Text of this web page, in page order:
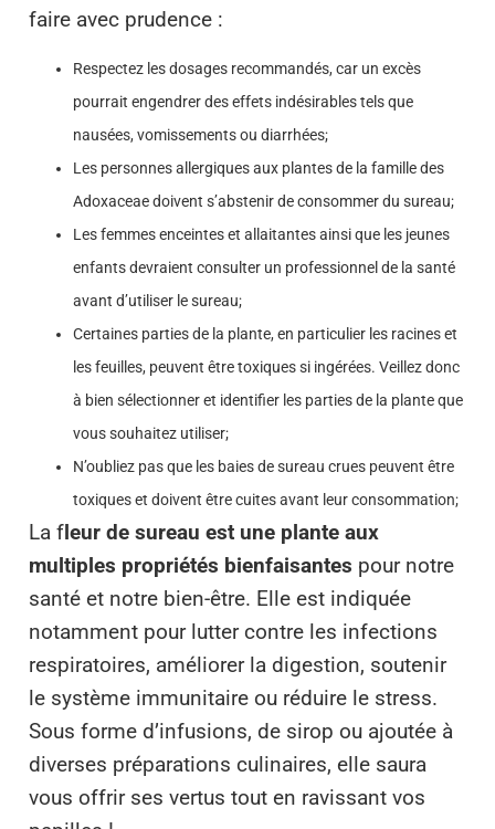
faire avec prudence :
Respectez les dosages recommandés, car un excès
pourrait engendrer des effets indésirables tels que
nausées, vomissements ou diarrhées;
Les personnes allergiques aux plantes de la famille des
Adoxaceae doivent s’abstenir de consommer du sureau;
Les femmes enceintes et allaitantes ainsi que les jeunes
enfants devraient consulter un professionnel de la santé
avant d’utiliser le sureau;
Certaines parties de la plante, en particulier les racines et
les feuilles, peuvent être toxiques si ingérées. Veillez donc
à bien sélectionner et identifier les parties de la plante que
vous souhaitez utiliser;
N’oubliez pas que les baies de sureau crues peuvent être
toxiques et doivent être cuites avant leur consommation;
La fleur de sureau est une plante aux
multiples propriétés bienfaisantes pour notre
santé et notre bien-être. Elle est indiquée
notamment pour lutter contre les infections
respiratoires, améliorer la digestion, soutenir
le système immunitaire ou réduire le stress.
Sous forme d’infusions, de sirop ou ajoutée à
diverses préparations culinaires, elle saura
vous offrir ses vertus tout en ravissant vos